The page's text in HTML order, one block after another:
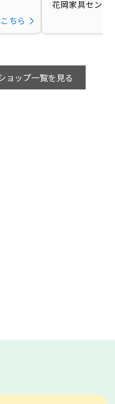
ちら
花岡家具センタ
ョップ一覧を見る